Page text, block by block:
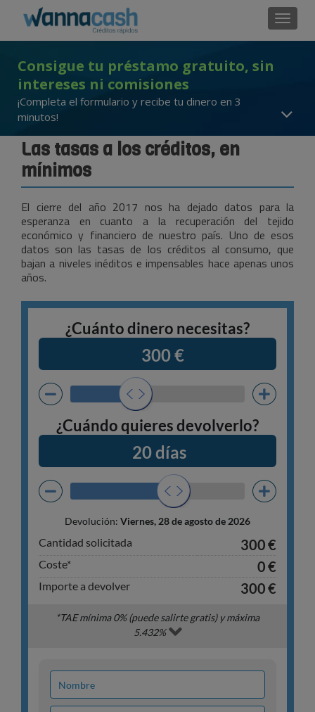
Consigue tu préstamo gratuito, sin
intereses ni comisiones
¡Completa el formulario y recibe tu dinero en 3
minutos!
Las tasas a los créditos, en
mínimos
El cierre del año 2017 nos ha dejado datos para la
esperanza en cuanto a la recuperación del tejido
económico y financiero de nuestro país. Uno de esos
datos son las tasas de los créditos al consumo, que
bajan a niveles inéditos e impensables hace apenas unos
años.